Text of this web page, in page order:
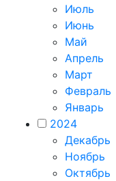
Июль
Июнь
Май
Апрель
Март
Февраль
Январь
2024
Декабрь
Ноябрь
Октябрь